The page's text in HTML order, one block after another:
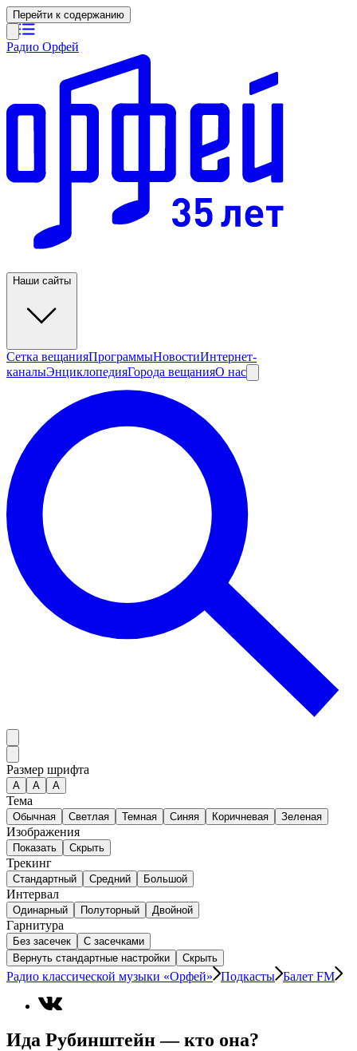
Перейти к содержанию
Радио Орфей
Наши сайты
Сетка вещанияПрограммыНовостиИнтернет-
каналыЭнциклопедияГорода вещанияО нас
Размер шрифта
А A A
Тема
Обычная Светлая Темная Синяя Коричневая Зеленая
Изображения
Показать Скрыть
Трекинг
Стандартный Средний Большой
Интервал
Одинарный Полуторный Двойной
Гарнитура
Без засечек
С засечками
Вернуть стандартные настройки
Скрыть
Радио классической музыки «Орфей» Подкасты Балет FM
Ида Рубинштейн — кто она?